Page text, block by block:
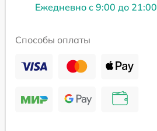
Ежедневно с 9:00 до 21:00
Способы оплаты